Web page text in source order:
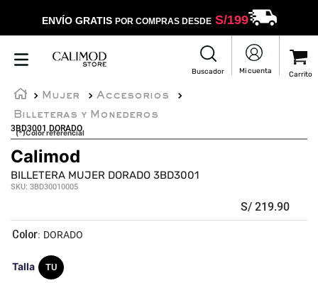
ENVÍO GRATIS POR COMPRAS DESDES/199
Mujer
Accesorios
Billeteras y Monederos
3BD3001 DORADO
(*)Color referencial
Calimod
BILLETERA MUJER DORADO 3BD3001
SKU: 3BD30010005
S/ 219.90
Talla TU
: DORADO